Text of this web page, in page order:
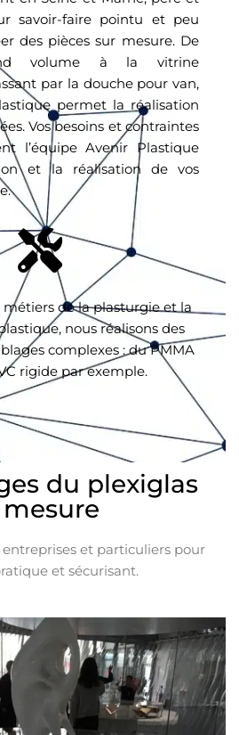
savoir-faire pointu et peu
des pièces sur mesure. De
volume à la vitrine
par la douche pour van,
permet la réalisation
Vos besoins et contraintes
l’équipe Avenir Plastique
et la réalisation de vos
métiers de la plasturgie et la
nous réalisons des
complexes : du PMMA
rigide par exemple.
du plexiglas
et particuliers pour
et sécurisant.